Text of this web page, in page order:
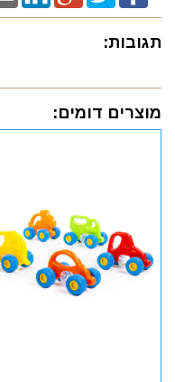
תגובות:
מוצרים דומים: